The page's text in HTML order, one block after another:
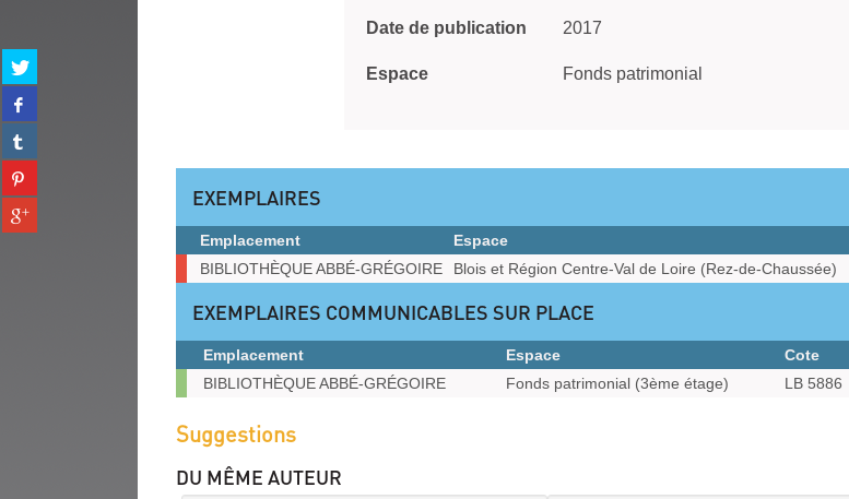
Partager
sur
twitter
(Nouvelle
fenêtre)
Partager
sur
facebook
(Nouvelle
fenêtre)
Partager
sur
tumblr
(Nouvelle
fenêtre)
Partager
sur
pinterest
(Nouvelle
Partager
sur
Date de publication 2017
Espace Fonds patrimonial
EXEMPLAIRES
Exemplaires
Emplacement Espace
BIBLIOTHÈQUE ABBÉ-GRÉGOIRE
Blois et Région Centre-Val de Loire (Rez-de-Chaussée)
EXEMPLAIRES COMMUNICABLES SUR PLACE
Exemplaires
communicables
sur
place
Emplacement Espace Cote
BIBLIOTHÈQUE ABBÉ-GRÉGOIRE
Fonds patrimonial (3ème étage) LB 5886
Suggestions
DU MÊME AUTEUR